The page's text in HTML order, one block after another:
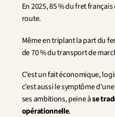
Mobilité et Transport
Énergie
Territoires & Place Making
En 2025, 85 % du fret
route.
Même en triplant la part du
de 70 % du transport de
C’est un fait économique,
c’est aussi le symptôme
ses ambitions, peine à se
opérationnelle.